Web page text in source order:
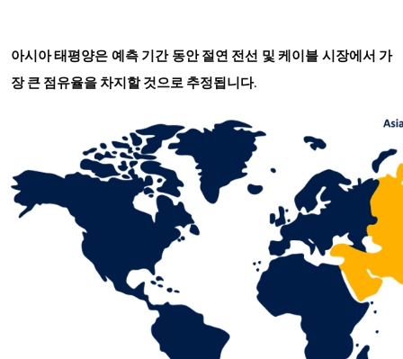
아시아 태평양은 예측 기간 동안 절연 전선 및 케이블 시장에서 가
장 큰 점유율을 차지할 것으로 추정됩니다.